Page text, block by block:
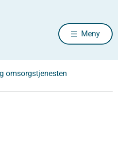
Meny
omsorgstjenesten